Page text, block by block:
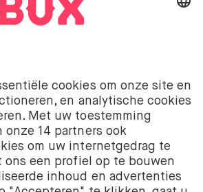
van BUX met betrekking tot
worden aangeboden door BUX B.V.
bij de Kamer van
nummer 58403949. BUX B.V. staat
de Autoriteit Financiële Markten